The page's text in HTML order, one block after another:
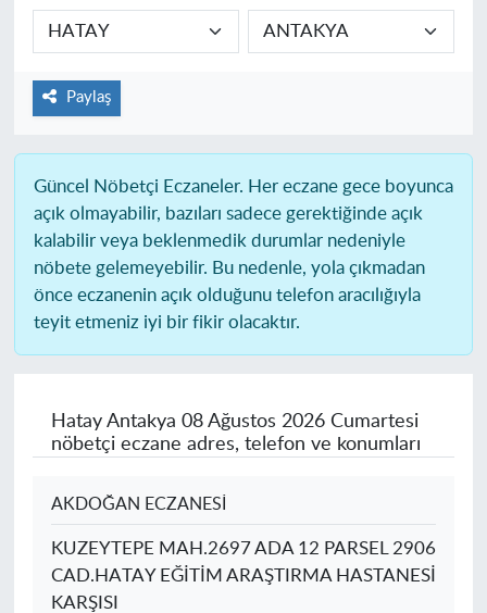
Paylaş
Güncel Nöbetçi Eczaneler. Her eczane gece boyunca
açık olmayabilir, bazıları sadece gerektiğinde açık
kalabilir veya beklenmedik durumlar nedeniyle
nöbete gelemeyebilir. Bu nedenle, yola çıkmadan
önce eczanenin açık olduğunu telefon aracılığıyla
teyit etmeniz iyi bir fikir olacaktır.
Hatay Antakya 08 Ağustos 2026 Cumartesi
nöbetçi eczane adres, telefon ve konumları
AKDOĞAN ECZANESİ
KUZEYTEPE MAH.2697 ADA 12 PARSEL 2906
CAD.HATAY EĞİTİM ARAŞTIRMA HASTANESİ
KARŞISI